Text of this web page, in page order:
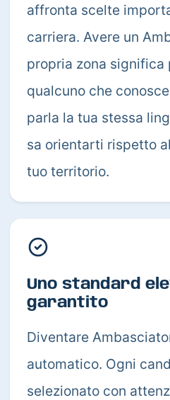
affronta scelte
carriera. Avere un
propria zona significa
qualcuno che
parla la tua stessa
sa orientarti rispetto
tuo territorio.
Uno standard
garantito
Diventare
automatico. Ogni
selezionato con